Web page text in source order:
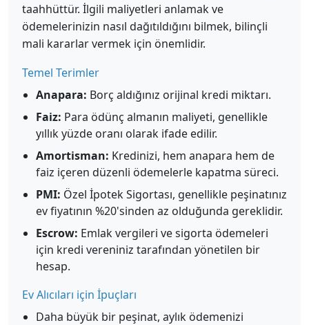
taahhüttür. İlgili maliyetleri anlamak ve
ödemelerinizin nasıl dağıtıldığını bilmek, bilinçli
mali kararlar vermek için önemlidir.
Temel Terimler
Anapara: Borç aldığınız orijinal kredi miktarı.
Faiz: Para ödünç almanın maliyeti, genellikle
yıllık yüzde oranı olarak ifade edilir.
Amortisman: Kredinizi, hem anapara hem de
faiz içeren düzenli ödemelerle kapatma süreci.
PMI: Özel İpotek Sigortası, genellikle peşinatınız
ev fiyatının %20'sinden az olduğunda gereklidir.
Escrow: Emlak vergileri ve sigorta ödemeleri
için kredi vereniniz tarafından yönetilen bir
hesap.
Ev Alıcıları için İpuçları
Daha büyük bir peşinat, aylık ödemenizi